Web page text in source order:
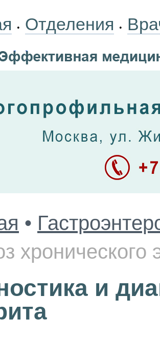
• Отделения •
•
хронического
и